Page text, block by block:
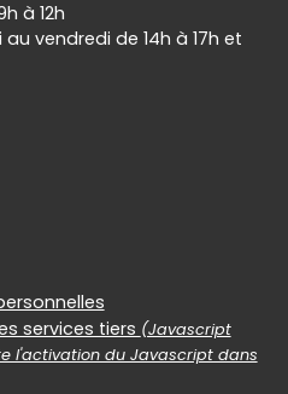
à 12h
vendredi de 14h à 17h et
services tiers (Javascript
l'activation du Javascript dans